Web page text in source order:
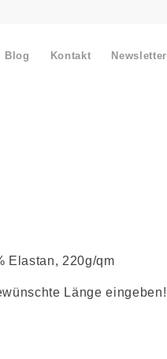
Blog Kontakt Newsletter
Elastan, 220g/qm
Länge eingeben!